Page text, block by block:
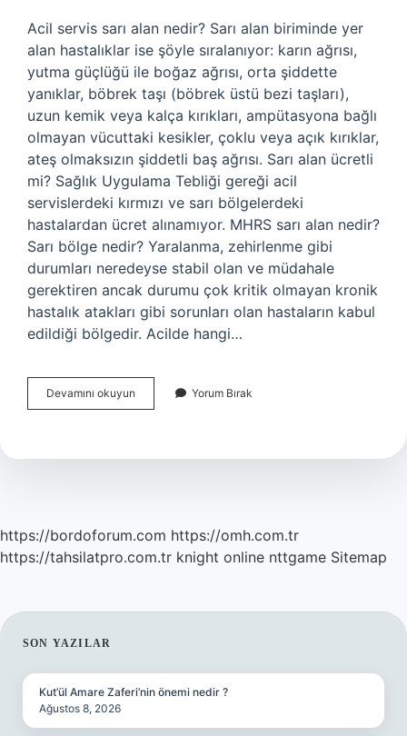
Acil servis sarı alan nedir? Sarı alan biriminde yer
alan hastalıklar ise şöyle sıralanıyor: karın ağrısı,
yutma güçlüğü ile boğaz ağrısı, orta şiddette
yanıklar, böbrek taşı (böbrek üstü bezi taşları),
uzun kemik veya kalça kırıkları, ampütasyona bağlı
olmayan vücuttaki kesikler, çoklu veya açık kırıklar,
ateş olmaksızın şiddetli baş ağrısı. Sarı alan ücretli
mi? Sağlık Uygulama Tebliği gereği acil
servislerdeki kırmızı ve sarı bölgelerdeki
hastalardan ücret alınamıyor. MHRS sarı alan nedir?
Sarı bölge nedir? Yaralanma, zehirlenme gibi
durumları neredeyse stabil olan ve müdahale
gerektiren ancak durumu çok kritik olmayan kronik
hastalık atakları gibi sorunları olan hastaların kabul
edildiği bölgedir. Acilde hangi…
Devamını okuyun
Servis
Ne
Yorum Bırak
https://bordoforum.com https://omh.com.tr
https://tahsilatpro.com.tr knight online nttgame Sitemap
SIDEBAR
SON YAZILAR
Kut’ül Amare Zaferi’nin önemi nedir ?
Ağustos 8, 2026